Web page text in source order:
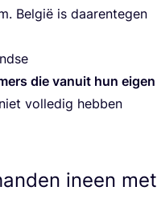
Bel­gië is daar­en­te­gen
die van­uit hun eigen
vol­le­dig heb­ben
ineen met